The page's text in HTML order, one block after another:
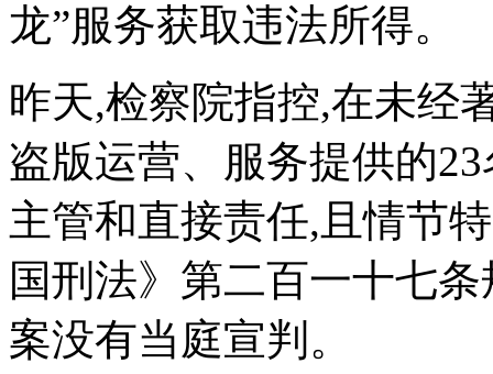
龙”服务获取违法所得。
昨天,检察院指控,在未经
盗版运营、服务提供的
主管和直接责任,且情节
国刑法》第二百一十七
案没有当庭宣判。